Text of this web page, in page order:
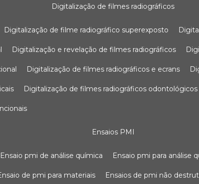
digitalização de filmes radiográficos
digitalização de filme radiográfico superexposto
digitalização e revelação de filmes radiográficos
digitalização de filmes radiográficos e ecrans
digitalização de filmes radiográficos odontológicos
ensaios PMI
ensaio pmi de análise química ensaio pmi para análise
ensaio de pmi para materiais ensaios de pmi não